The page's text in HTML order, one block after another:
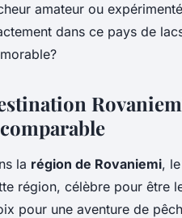
amateur ou
dans ce pays de
la région de Rovaniemi,
région, célèbre pour être
pour une aventure de